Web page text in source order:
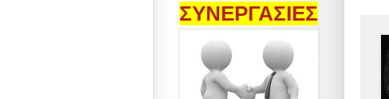
ΣΥΝΕΡΓΑΣΙΕΣ